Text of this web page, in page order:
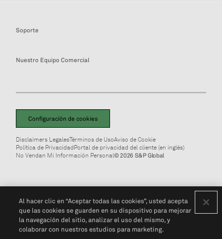
Soporte
Nuestro Equipo Comercial
Configuración de cookies
Disclaimers LegalesTérminos de UsoAviso de Cookie
Política de PrivacidadPortal de privacidad del cliente (en inglés)
No Vendan Mi Información Personal© 2026 S&P Global
Al hacer clic en “Aceptar todas las cookies”, usted acepta
que las cookies se guarden en su dispositivo para mejorar
la navegación del sitio, analizar el uso del mismo, y
colaborar con nuestros estudios para marketing.